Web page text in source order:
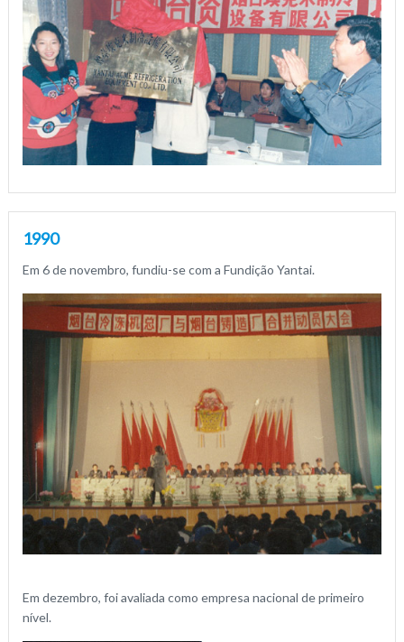
1990
Em 6 de novembro, fundiu-se com a Fundição Yantai.
Em dezembro, foi avaliada como empresa nacional de primeiro
nível.